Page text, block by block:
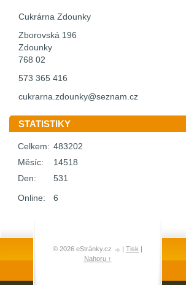
Cukrárna Zdounky
Zborovská 196
Zdounky
768 02
573 365 416
cukrarna.zdounky@seznam.cz
STATISTIKY
Online: 6
Celkem: 483202
Měsíc:
14518
Den:
531
© 2026 eStránky.cz | Tisk |
Nahoru ↑